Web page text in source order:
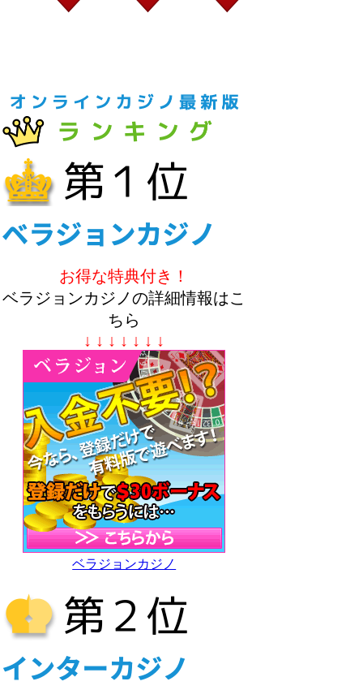
お得な特典付き！
ベラジョンカジノの詳細情報はこ
ちら
↓ ↓ ↓ ↓ ↓ ↓ ↓
ベラジョンカジノ